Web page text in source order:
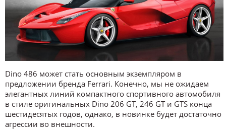
Dino 486 может стать основным экземпляром в
предложении бренда Ferrari. Конечно, мы не ожидаем
элегантных линий компактного спортивного автомобиля
в стиле оригинальных Dino 206 GT, 246 GT и GTS конца
шестидесятых годов, однако, в новинке будет достаточно
агрессии во внешности.